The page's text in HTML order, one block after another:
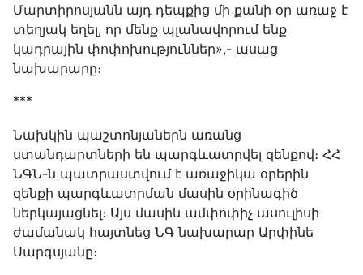
Մարտիրոսյանն այդ դեպքից մի քանի օր առաջ է
տեղյակ եղել, որ մենք պլանավորում ենք
կադրային փոփոխություններ»,- ասաց
նախարարը։
***
Նախկին պաշտոնյաներն առանց
ստանդարտների են պարգևատրվել զենքով։ ՀՀ
ՆԳՆ-ն պատրաստվում է առաջիկա օրերին
զենքի պարգևատրման մասին օրինագիծ
ներկայացնել։ Այս մասին ամփոփիչ ասուլիսի
ժամանակ հայտնեց ՆԳ նախարար Արփինե
Սարգսյանը։